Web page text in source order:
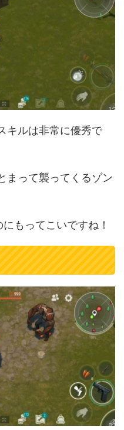
キルは非常に優秀で
まって襲ってくるゾン
もってこいですね！